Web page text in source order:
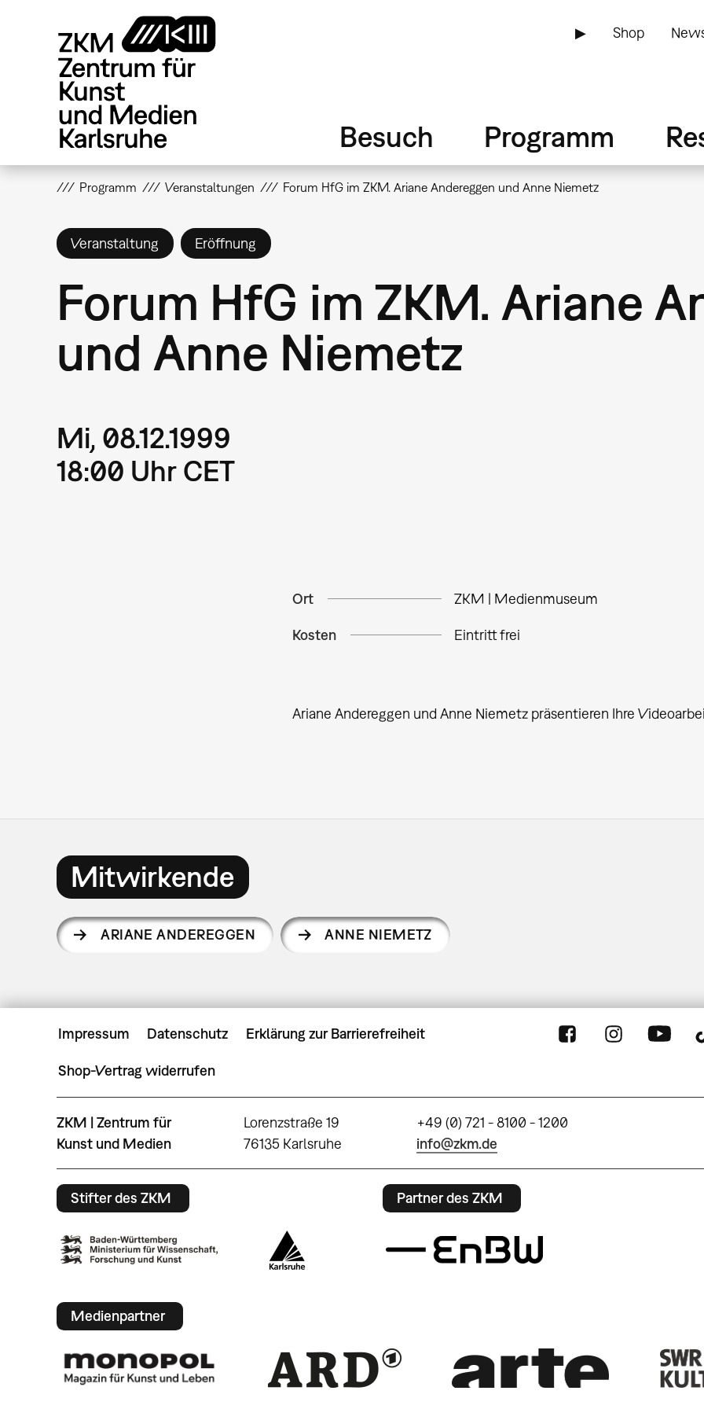
▶ Shop
Besuch Programm
Programm Veranstaltungen Forum HfG im ZKM. Ariane Andereggen und Anne Niemetz
Veranstaltung Eröffnung
Forum HfG im ZKM. Ariane
und Anne Niemetz
Mi, 08.12.1999
18:00 Uhr CET
Ort ZKM | Medienmuseum
Kosten Eintritt frei
Ariane Andereggen und Anne Niemetz präsentieren Ihre
Mitwirkende
ARIANE ANDEREGGEN ANNE NIEMETZ
Impressum Datenschutz Erklärung zur Barrierefreiheit
Shop-Vertrag widerrufen
ZKM | Zentrum für
Kunst und Medien
Lorenzstraße 19
76135 Karlsruhe
+49 (0) 721 - 8100 - 1200
info@zkm.de
Stifter des ZKM Partner des ZKM
Medienpartner